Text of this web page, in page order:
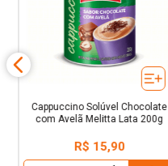
Cappuccino Solúvel Chocolate
com Avelã Melitta Lata 200g
R$ 15,90